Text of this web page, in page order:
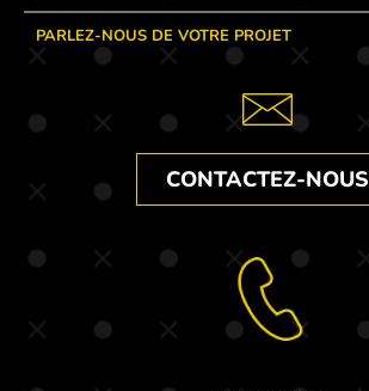
PARLEZ-NOUS DE VOTRE PROJET
CONTACTEZ-NOUS